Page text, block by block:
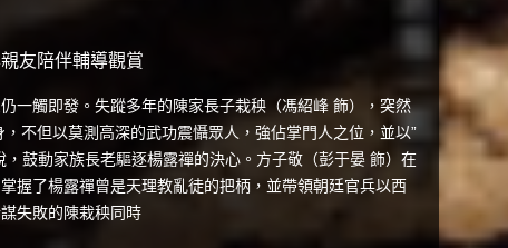
友陪伴輔導觀賞
一觸即發。失蹤多年的陳家長子栽秧（馮紹峰 飾），突然
不但以莫測高深的武功震懾眾人，強佔掌門人之位，並以”
，鼓動家族長老驅逐楊露禪的決心。方子敬（彭于晏 飾）在
握了楊露禪曾是天理教亂徒的把柄，並帶領朝廷官兵以西
失敗的陳栽秧同時